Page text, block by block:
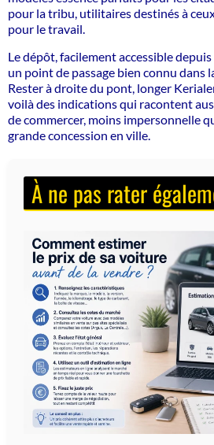
pour la tribu, utilitaires destinés à
pour le travail.
Le dépôt, facilement accessible
un point de passage bien connu dans
Rester à droite du pont, longer
voilà des indications qui racontent
de commercer, moins impersonnelle
grande concession en ville.
À ne pas rater